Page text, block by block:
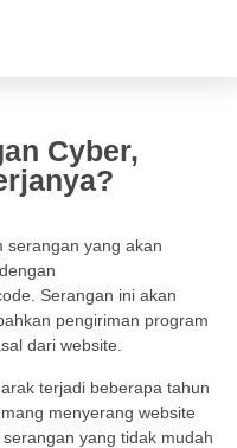
Cyber,
serangan yang akan
Serangan ini akan
pengiriman program
dari website.
terjadi beberapa tahun
menyerang website
yang tidak mudah